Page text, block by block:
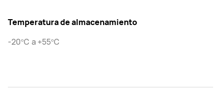
Temperatura de almacenamiento
-20℃ a +55℃